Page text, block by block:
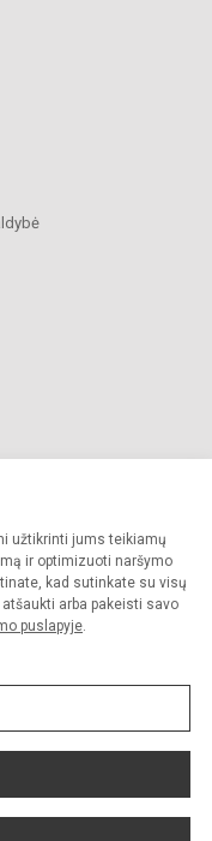
užtikrinti jums teikiamų
ir optimizuoti naršymo
kad sutinkate su visų
arba pakeisti savo
puslapyje.
teisės saugomos.
griežtai draudžiama.
valdymas